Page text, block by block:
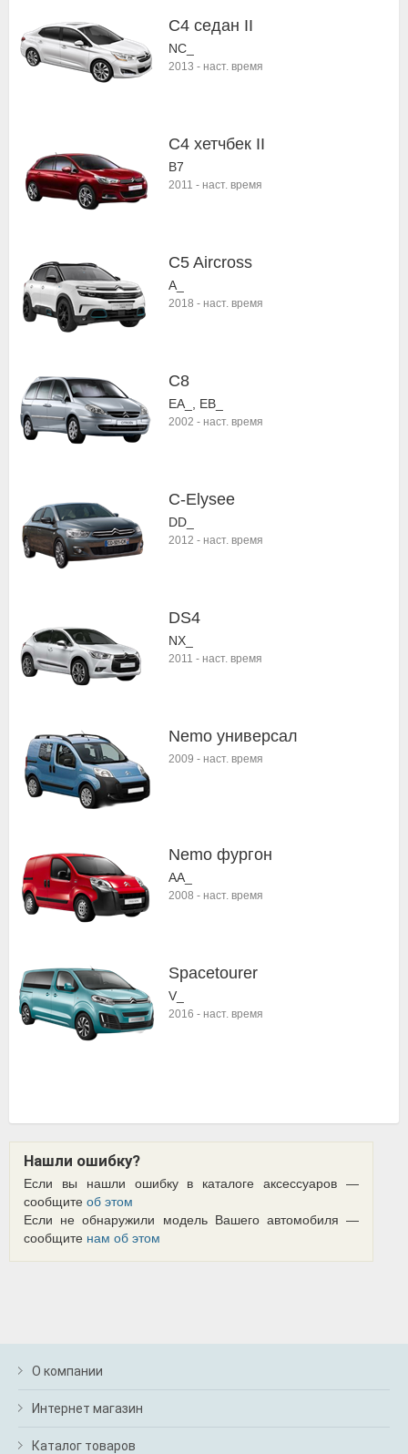
C4 седан II
NC_
2013 - наст. время
C4 хетчбек II
B7
2011 - наст. время
C5 Aircross
A_
2018 - наст. время
C8
EA_, EB_
2002 - наст. время
C-Elysee
DD_
2012 - наст. время
DS4
NX_
2011 - наст. время
Nemo универсал
2009 - наст. время
Nemo фургон
AA_
2008 - наст. время
Spacetourer
V_
2016 - наст. время
Нашли ошибку?
Если вы нашли ошибку в каталоге аксессуаров —
сообщите об этом
Если не обнаружили модель Вашего автомобиля —
сообщите нам об этом
О компании
Интернет магазин
Каталог товаров